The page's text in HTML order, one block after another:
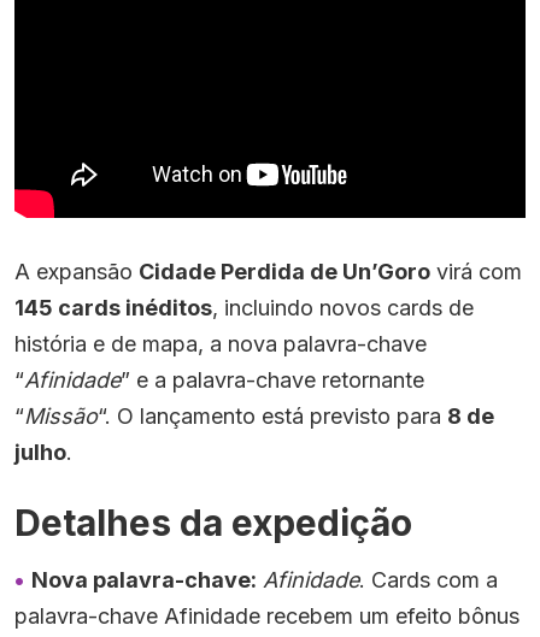
A expansão Cidade Perdida de Un’Goro virá com
145 cards inéditos, incluindo novos cards de
história e de mapa, a nova palavra-chave
“Afinidade” e a palavra-chave retornante
“Missão“. O lançamento está previsto para 8 de
julho.
Detalhes da expedição
Nova palavra-chave: Afinidade. Cards com a
palavra-chave Afinidade recebem um efeito bônus